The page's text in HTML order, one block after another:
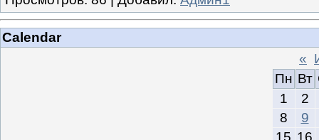
Calendar
«
Пн Вт
1
2
8
9
15 16